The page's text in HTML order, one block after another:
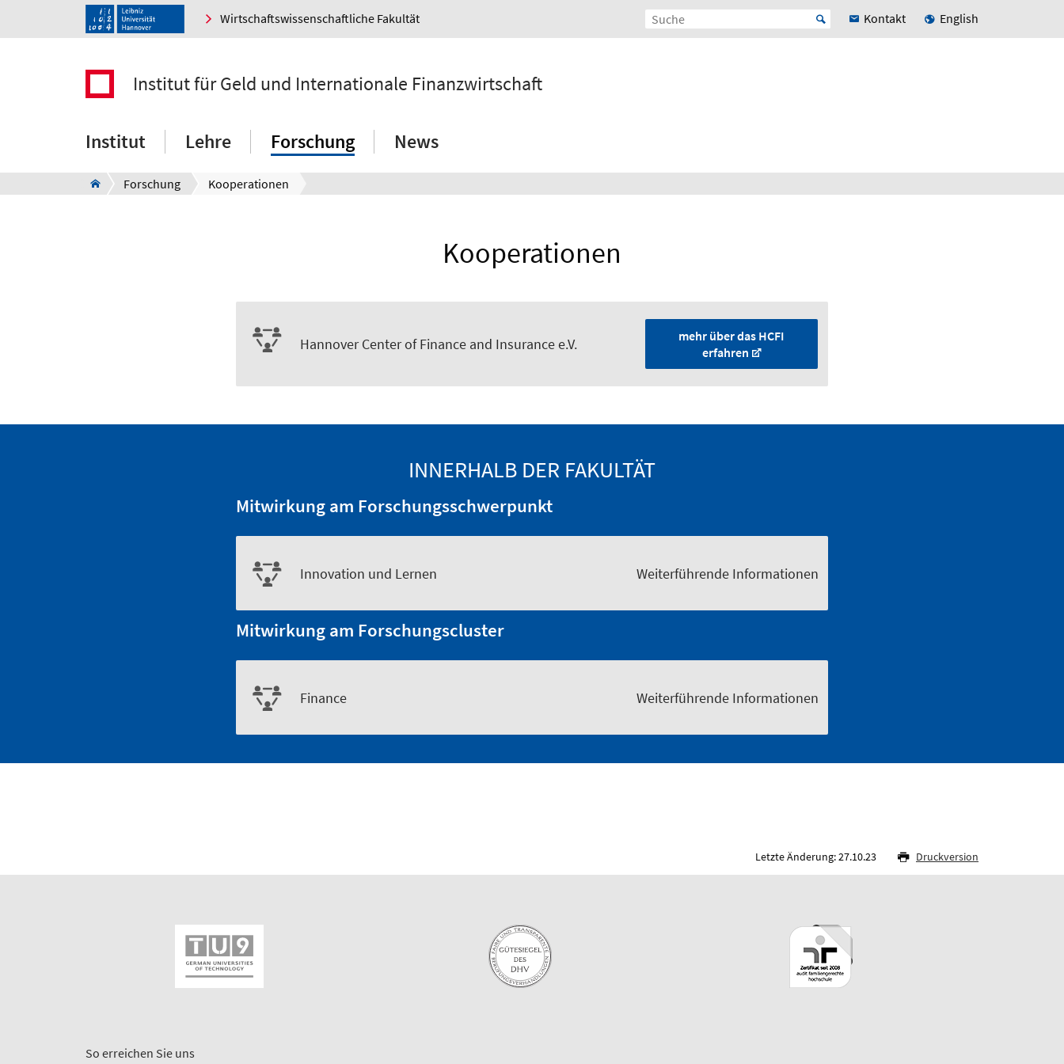
Wirtschaftswissenschaftliche Fakultät Kontakt English
Institut für Geld und Internationale Finanzwirtschaft
Institut Lehre Forschung News
Forschung Kooperationen
Kooperationen
Hannover Center of Finance and Insurance e.V.
mehr über das HCFI
erfahren
INNERHALB DER FAKULTÄT
Mitwirkung am Forschungsschwerpunkt
Innovation und Lernen Weiterführende Informationen
Mitwirkung am Forschungscluster
Finance Weiterführende Informationen
Letzte Änderung: 27.10.23 Druckversion
So erreichen Sie uns